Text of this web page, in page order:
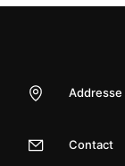
Addresse
Contact